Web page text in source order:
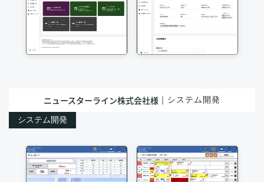
ニュースターライン株式会社様 ｜システム開発
システム開発